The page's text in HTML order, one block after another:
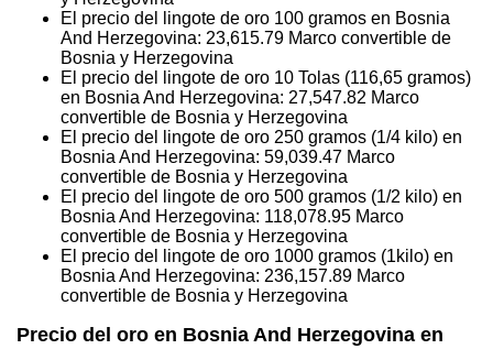
El precio del lingote de oro 100 gramos en Bosnia
And Herzegovina: 23,615.79 Marco convertible de
Bosnia y Herzegovina
El precio del lingote de oro 10 Tolas (116,65 gramos)
en Bosnia And Herzegovina: 27,547.82 Marco
convertible de Bosnia y Herzegovina
El precio del lingote de oro 250 gramos (1/4 kilo) en
Bosnia And Herzegovina: 59,039.47 Marco
convertible de Bosnia y Herzegovina
El precio del lingote de oro 500 gramos (1/2 kilo) en
Bosnia And Herzegovina: 118,078.95 Marco
convertible de Bosnia y Herzegovina
El precio del lingote de oro 1000 gramos (1kilo) en
Bosnia And Herzegovina: 236,157.89 Marco
convertible de Bosnia y Herzegovina
Precio del oro en Bosnia And Herzegovina en